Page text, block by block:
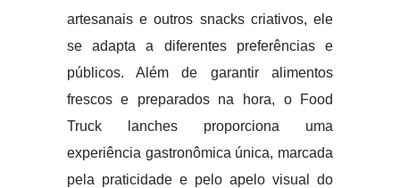
artesanais e outros snacks criativos, ele
se adapta a diferentes preferências e
públicos. Além de garantir alimentos
frescos e preparados na hora, o Food
Truck lanches proporciona uma
experiência gastronômica única, marcada
pela praticidade e pelo apelo visual do